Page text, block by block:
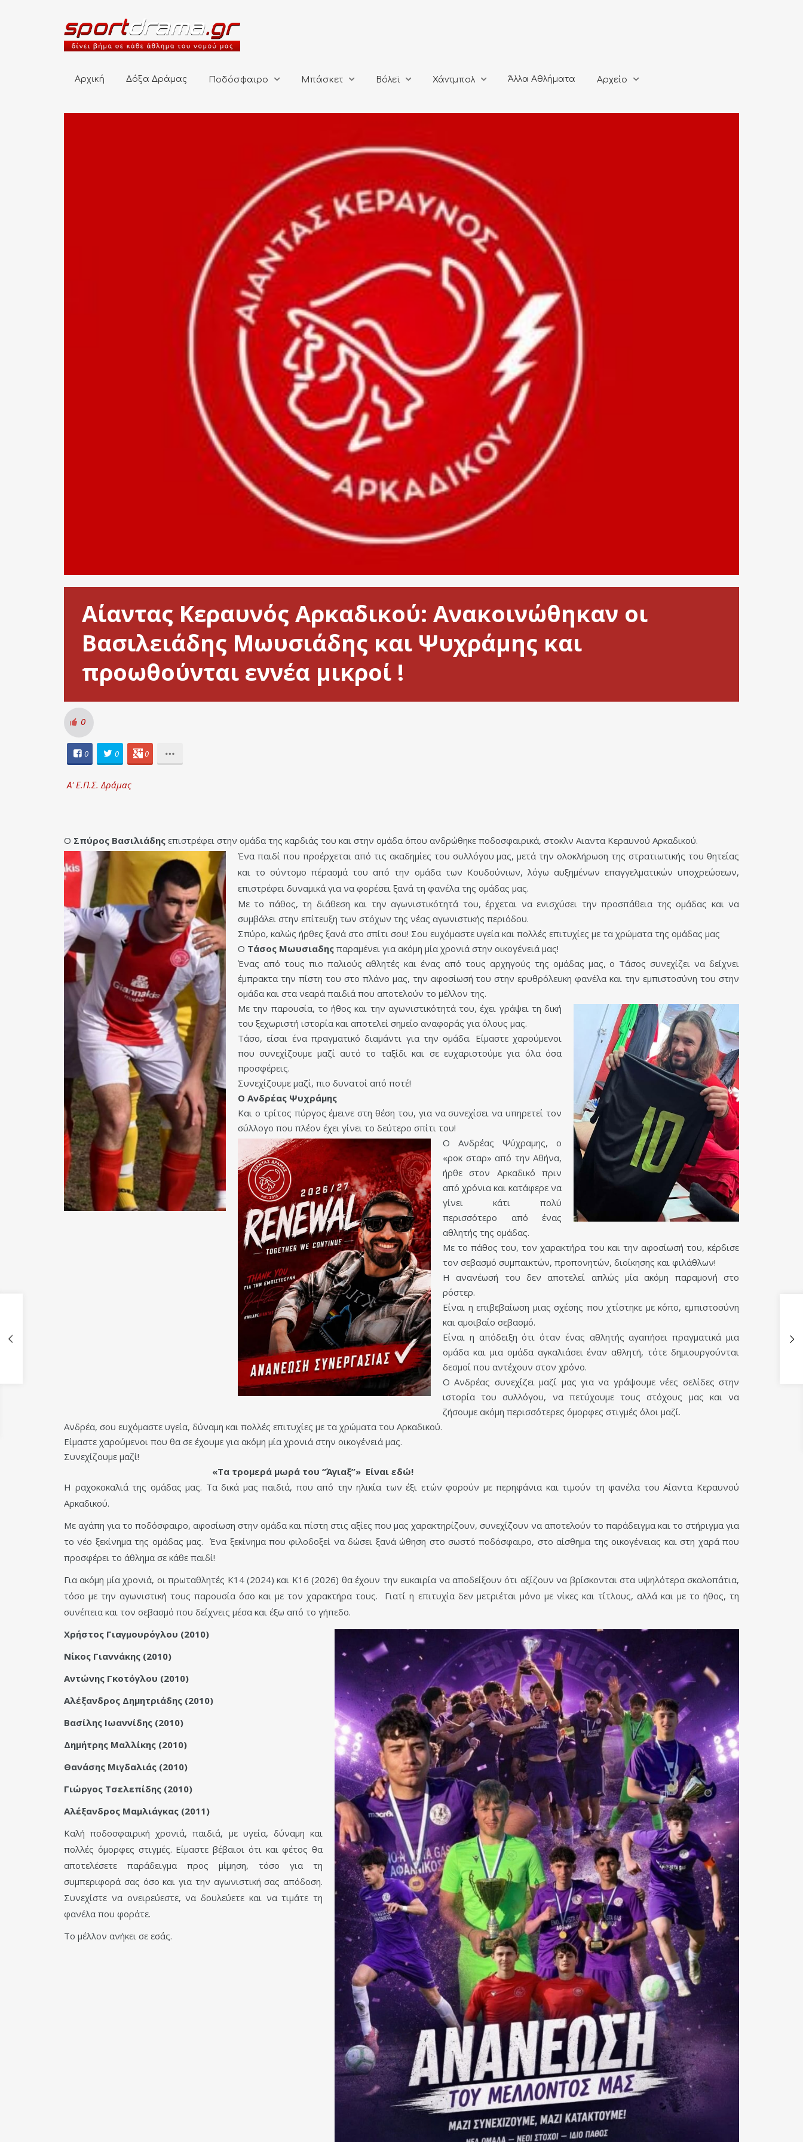
Αρχική Δόξα Δράμας Ποδόσφαιρο Μπάσκετ Βόλεϊ Χάντμπολ Άλλα Αθλήματα Αρχείο
Αίαντας Κεραυνός Αρκαδικού: Ανακοινώθηκαν οι
Βασιλειάδης Μωυσιάδης και Ψυχράμης και
προωθούνται εννέα μικροί !
0
0 0 0
Α' Ε.Π.Σ. Δράμας
Ο Σπύρος Βασιλιάδης επιστρέφει στην ομάδα της καρδιάς του και στην ομάδα όπου ανδρώθηκε ποδοσφαιρικά, στοκλν Αιαντα Κεραυνού Αρκαδικού.
Ένα παιδί που προέρχεται από τις ακαδημίες του συλλόγου μας, μετά την ολοκλήρωση της στρατιωτικής του θητείας
και το σύντομο πέρασμά του από την ομάδα των Κουδούνιων, λόγω αυξημένων επαγγελματικών υποχρεώσεων,
επιστρέφει δυναμικά για να φορέσει ξανά τη φανέλα της ομάδας μας.
Με το πάθος, τη διάθεση και την αγωνιστικότητά του, έρχεται να ενισχύσει την προσπάθεια της ομάδας και να
συμβάλει στην επίτευξη των στόχων της νέας αγωνιστικής περιόδου.
Σπύρο, καλώς ήρθες ξανά στο σπίτι σου! Σου ευχόμαστε υγεία και πολλές επιτυχίες με τα χρώματα της ομάδας μας
Ο Τάσος Μωυσιαδης παραμένει για ακόμη μία χρονιά στην οικογένειά μας!
Ένας από τους πιο παλιούς αθλητές και ένας από τους αρχηγούς της ομάδας μας, ο Τάσος συνεχίζει να δείχνει
έμπρακτα την πίστη του στο πλάνο μας, την αφοσίωσή του στην ερυθρόλευκη φανέλα και την εμπιστοσύνη του στην
ομάδα και στα νεαρά παιδιά που αποτελούν το μέλλον της.
Με την παρουσία, το ήθος και την αγωνιστικότητά του, έχει γράψει τη δική
του ξεχωριστή ιστορία και αποτελεί σημείο αναφοράς για όλους μας.
Τάσο, είσαι ένα πραγματικό διαμάντι για την ομάδα. Είμαστε χαρούμενοι
που συνεχίζουμε μαζί αυτό το ταξίδι και σε ευχαριστούμε για όλα όσα
προσφέρεις.
Συνεχίζουμε μαζί, πιο δυνατοί από ποτέ!
Ο Ανδρέας Ψυχράμης
Και ο τρίτος πύργος έμεινε στη θέση του, για να συνεχίσει να υπηρετεί τον
σύλλογο που πλέον έχει γίνει το δεύτερο σπίτι του!
Ο Ανδρέας Ψύχραμης, ο
«ροκ σταρ» από την Αθήνα,
ήρθε στον Αρκαδικό πριν
από χρόνια και κατάφερε να
γίνει κάτι πολύ
περισσότερο από ένας
αθλητής της ομάδας.
Με το πάθος του, τον χαρακτήρα του και την αφοσίωσή του, κέρδισε
τον σεβασμό συμπαικτών, προπονητών, διοίκησης και φιλάθλων!
Η ανανέωσή του δεν αποτελεί απλώς μία ακόμη παραμονή στο
ρόστερ.
Είναι η επιβεβαίωση μιας σχέσης που χτίστηκε με κόπο, εμπιστοσύνη
και αμοιβαίο σεβασμό.
Είναι η απόδειξη ότι όταν ένας αθλητής αγαπήσει πραγματικά μια
ομάδα και μια ομάδα αγκαλιάσει έναν αθλητή, τότε δημιουργούνται
δεσμοί που αντέχουν στον χρόνο.
Ο Ανδρέας συνεχίζει μαζί μας για να γράψουμε νέες σελίδες στην
ιστορία του συλλόγου, να πετύχουμε τους στόχους μας και να
ζήσουμε ακόμη περισσότερες όμορφες στιγμές όλοι μαζί.
Ανδρέα, σου ευχόμαστε υγεία, δύναμη και πολλές επιτυχίες με τα χρώματα του Αρκαδικού.
Είμαστε χαρούμενοι που θα σε έχουμε για ακόμη μία χρονιά στην οικογένειά μας.
Συνεχίζουμε μαζί!
«Τα τρομερά μωρά του “Άγιαξ”» Είναι εδώ!
Η ραχοκοκαλιά της ομάδας μας. Τα δικά μας παιδιά, που από την ηλικία των έξι ετών φορούν με περηφάνια και τιμούν τη φανέλα του Αίαντα Κεραυνού
Αρκαδικού.
Με αγάπη για το ποδόσφαιρο, αφοσίωση στην ομάδα και πίστη στις αξίες που μας χαρακτηρίζουν, συνεχίζουν να αποτελούν το παράδειγμα και το στήριγμα για
το νέο ξεκίνημα της ομάδας μας. Ένα ξεκίνημα που φιλοδοξεί να δώσει ξανά ώθηση στο σωστό ποδόσφαιρο, στο αίσθημα της οικογένειας και στη χαρά που
προσφέρει το άθλημα σε κάθε παιδί!
Για ακόμη μία χρονιά, οι πρωταθλητές Κ14 (2024) και Κ16 (2026) θα έχουν την ευκαιρία να αποδείξουν ότι αξίζουν να βρίσκονται στα υψηλότερα σκαλοπάτια,
τόσο με την αγωνιστική τους παρουσία όσο και με τον χαρακτήρα τους. Γιατί η επιτυχία δεν μετριέται μόνο με νίκες και τίτλους, αλλά και με το ήθος, τη
συνέπεια και τον σεβασμό που δείχνεις μέσα και έξω από το γήπεδο.
Χρήστος Γιαγμουρόγλου (2010)
Νίκος Γιαννάκης (2010)
Αντώνης Γκοτόγλου (2010)
Αλέξανδρος Δημητριάδης (2010)
Βασίλης Ιωαννίδης (2010)
Δημήτρης Μαλλίκης (2010)
Θανάσης Μιγδαλιάς (2010)
Γιώργος Τσελεπίδης (2010)
Αλέξανδρος Μαμλιάγκας (2011)
Καλή ποδοσφαιρική χρονιά, παιδιά, με υγεία, δύναμη και
πολλές όμορφες στιγμές. Είμαστε βέβαιοι ότι και φέτος θα
αποτελέσετε παράδειγμα προς μίμηση, τόσο για τη
συμπεριφορά σας όσο και για την αγωνιστική σας απόδοση.
Συνεχίστε να ονειρεύεστε, να δουλεύετε και να τιμάτε τη
φανέλα που φοράτε.
Το μέλλον ανήκει σε εσάς.